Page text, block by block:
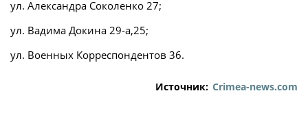
ул. Александра Соколенко 27;
ул. Вадима Докина 29-а,25;
ул. Военных Корреспондентов 36.
Источник: Crimea-news.com